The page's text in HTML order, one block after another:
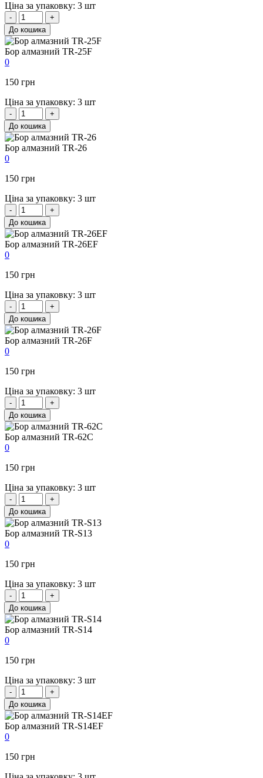
Ціна за упаковку: 3 шт
-
+
До кошика
Бор алмазний TR-25F
0
150 грн
Ціна за упаковку: 3 шт
-
+
До кошика
Бор алмазний TR-26
0
150 грн
Ціна за упаковку: 3 шт
-
+
До кошика
Бор алмазний TR-26EF
0
150 грн
Ціна за упаковку: 3 шт
-
+
До кошика
Бор алмазний TR-26F
0
150 грн
Ціна за упаковку: 3 шт
-
+
До кошика
Бор алмазний TR-62C
0
150 грн
Ціна за упаковку: 3 шт
-
+
До кошика
Бор алмазний TR-S13
0
150 грн
Ціна за упаковку: 3 шт
-
+
До кошика
Бор алмазний TR-S14
0
150 грн
Ціна за упаковку: 3 шт
-
+
До кошика
Бор алмазний TR-S14EF
0
150 грн